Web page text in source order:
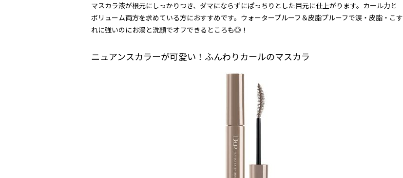
マスカラ液が根元にしっかりつき、ダマにならずにぱっちりとした目元に仕上がります。カール力と
ボリューム両方を求めている方におすすめです。ウォータープルーフ＆皮脂プルーフで涙・皮脂・こす
れに強いのにお湯と洗顔でオフできるところも◎！
ニュアンスカラーが可愛い！ふんわりカールのマスカラ